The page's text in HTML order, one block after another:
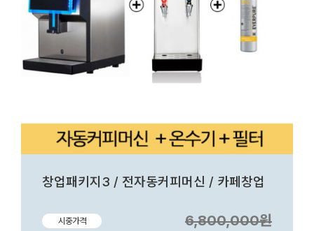
창업패키지3 / 전자동커피머신 / 카페창업
시중가격 6,800,000원